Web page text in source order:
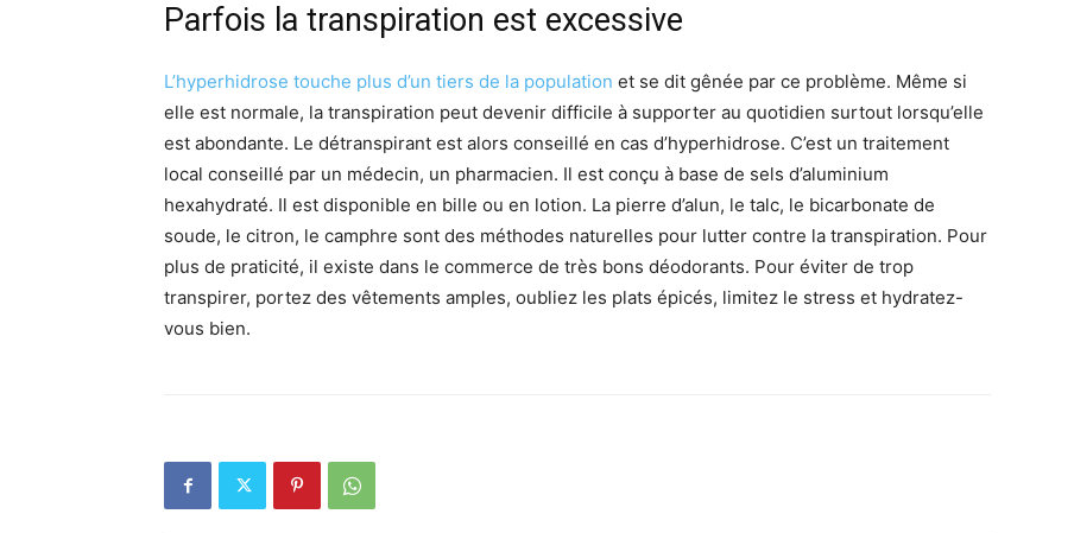
Parfois la transpiration est excessive
L’hyperhidrose touche plus d’un tiers de la population et se dit gênée par ce problème. Même si
elle est normale, la transpiration peut devenir difficile à supporter au quotidien surtout lorsqu’elle
est abondante. Le détranspirant est alors conseillé en cas d’hyperhidrose. C’est un traitement
local conseillé par un médecin, un pharmacien. Il est conçu à base de sels d’aluminium
hexahydraté. Il est disponible en bille ou en lotion. La pierre d’alun, le talc, le bicarbonate de
soude, le citron, le camphre sont des méthodes naturelles pour lutter contre la transpiration. Pour
plus de praticité, il existe dans le commerce de très bons déodorants. Pour éviter de trop
transpirer, portez des vêtements amples, oubliez les plats épicés, limitez le stress et hydratez-
vous bien.